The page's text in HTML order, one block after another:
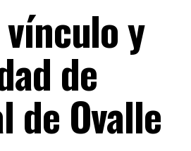
y
de
de Ovalle